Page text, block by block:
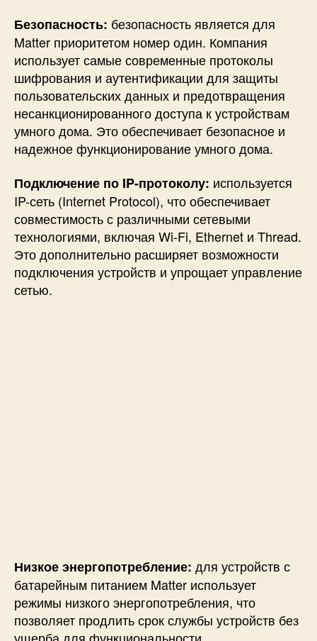
Безопасность: безопасность является для
Matter приоритетом номер один. Компания
использует самые современные протоколы
шифрования и аутентификации для защиты
пользовательских данных и предотвращения
несанкционированного доступа к устройствам
умного дома. Это обеспечивает безопасное и
надежное функционирование умного дома.
Подключение по IP-протоколу: используется
IP-сеть (Internet Protocol), что обеспечивает
совместимость с различными сетевыми
технологиями, включая Wi-Fi, Ethernet и Thread.
Это дополнительно расширяет возможности
подключения устройств и упрощает управление
сетью.
Низкое энергопотребление: для устройств с
батарейным питанием Matter использует
режимы низкого энергопотребления, что
позволяет продлить срок службы устройств без
ущерба для функциональности.